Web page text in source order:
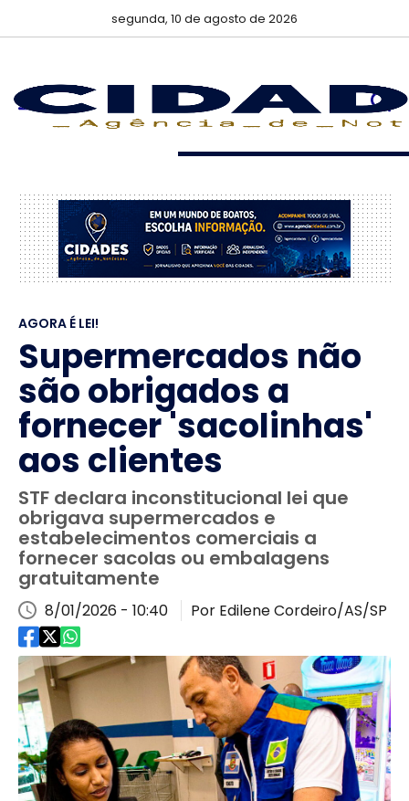
segunda, 10 de agosto de 2026
AGORA É LEI!
Supermercados não
são obrigados a
fornecer 'sacolinhas'
aos clientes
STF declara inconstitucional lei que
obrigava supermercados e
estabelecimentos comerciais a
fornecer sacolas ou embalagens
gratuitamente
8/01/2026 - 10:40 Por Edilene Cordeiro/AS/SP